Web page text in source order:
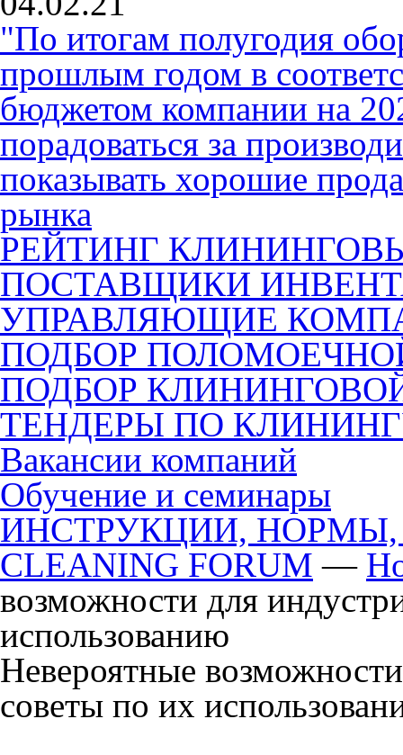
"По итогам полугодия
прошлым годом в
бюджетом компании на
порадоваться за
показывать хорошие
рынка
РЕЙТИНГ
ПОСТАВЩИКИ
УПРАВЛЯЮЩИЕ
ПОДБОР
ПОДБОР
ТЕНДЕРЫ ПО
Вакансии компаний
Обучение и семинары
ИНСТРУКЦИИ,
CLEANING FORUM —
возможности для
использованию
Невероятные
советы по их